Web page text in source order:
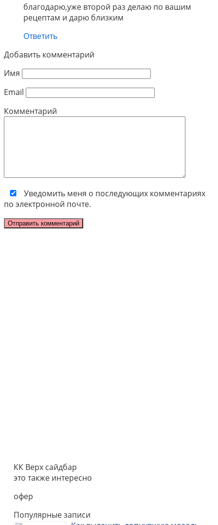
благодарю,уже второй раз делаю по вашим
рецептам и дарю близким
Ответить
Добавить комментарий
Имя
Email
Комментарий
Уведомить меня о последующих комментариях
по электронной почте.
КК Верх сайдбар
это также интересно
офер
Популярные записи